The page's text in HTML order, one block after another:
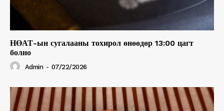
НӨАТ-ын сугалааны тохирол өнөөдөр 13:00 цагт
болно
Admin - 07/22/2026